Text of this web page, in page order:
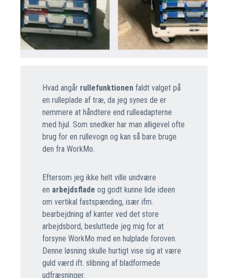
Hvad angår rullefunktionen faldt valget på
en rulleplade af træ, da jeg synes de er
nemmere at håndtere end rulleadapterne
med hjul. Som snedker har man alligevel ofte
brug for en rullevogn og kan så bare bruge
den fra WorkMo.
Eftersom jeg ikke helt ville undvære
en arbejdsflade og godt kunne lide ideen
om vertikal fastspænding, især ifm.
bearbejdning af kanter ved det store
arbejdsbord, besluttede jeg mig for at
forsyne WorkMo med en hulplade foroven.
Denne løsning skulle hurtigt vise sig at være
guld værd ift. slibning af bladformede
udfræsninger.